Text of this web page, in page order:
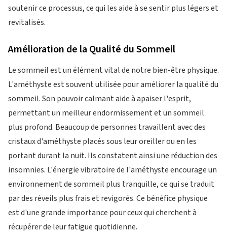
soutenir ce processus, ce qui les aide à se sentir plus légers et
revitalisés.
Amélioration de la Qualité du Sommeil
Le sommeil est un élément vital de notre bien-être physique.
L'améthyste est souvent utilisée pour améliorer la qualité du
sommeil. Son pouvoir calmant aide à apaiser l'esprit,
permettant un meilleur endormissement et un sommeil
plus profond. Beaucoup de personnes travaillent avec des
cristaux d'améthyste placés sous leur oreiller ou en les
portant durant la nuit. Ils constatent ainsi une réduction des
insomnies. L'énergie vibratoire de l'améthyste encourage un
environnement de sommeil plus tranquille, ce qui se traduit
par des réveils plus frais et revigorés. Ce bénéfice physique
est d'une grande importance pour ceux qui cherchent à
récupérer de leur fatigue quotidienne.